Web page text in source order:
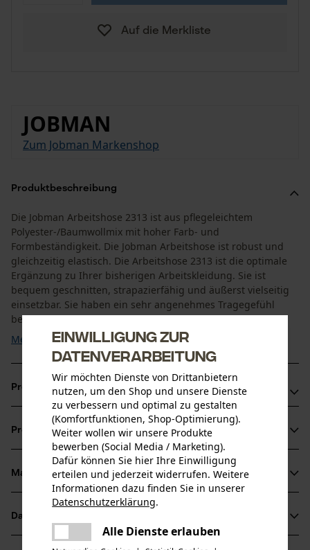
Auf die Merkliste
JOBMAN
Zum Jobman Markenshop
Produktbeschreibung
Die Jobman Arbeitshose 2313 ist aus pflegeleichtem
Polyester-/Baumwollmix mit hoher Farb- und
Formbeständigkeit. Die Jobman Arbeitshose ist robust und
gleichzeitig elastisch. Die Arbeitshose 2313 ist die optimale
Ergänzung zu Ihrer bisherigen Arbeitskleidung. Sie ist
bequem geschnitten, strapazierfähig und äußerst vielseitig
einsetzbar. Sie haben ein sehr angenehmes Tragegefühl
beim ...
Mehr anzeigen
Produktvorteile
Geräumige Fronttaschen
Gesäßtaschen und Beintasche mit Klappe
Die Jobman Arbeitshose in den Größen 42-64 kann durch
5 cm Beinaufschlag verlängert werden
Produktinformationen
Produktdetails
Aktivitätstyp
Arbeiten, Angeln, Campen, Jagen, Wandern
Material & Pflege
Material
Datenblätter
Produktsicherheitsdatenblatt (PDF)
Einwilligung zur
Datenverarbeitung
Wir möchten Dienste von Drittanbietern
nutzen, um den Shop und unsere Dienste
zu verbessern und optimal zu gestalten
(Komfortfunktionen, Shop-Optimierung).
Weiter wollen wir unsere Produkte
bewerben (Social Media / Marketing).
Dafür können Sie hier Ihre Einwilligung
erteilen und jederzeit widerrufen. Weitere
Informationen dazu finden Sie in unserer
Datenschutzerklärung.
Alle Dienste erlauben
Es ist ein Fehler aufgetreten. Bitte
versuchen Sie es erneut.